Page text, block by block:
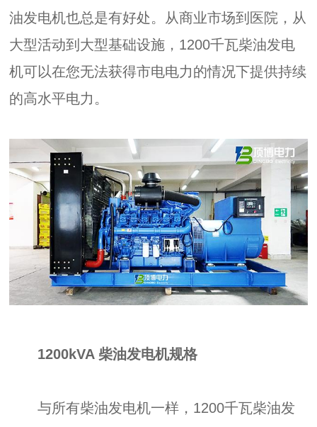
油发电机也总是有好处。从商业市场到医院，从
大型活动到大型基础设施，1200千瓦柴油发电
机可以在您无法获得市电电力的情况下提供持续
的高水平电力。
1200kVA 柴油发电机规格
与所有柴油发电机一样，1200千瓦柴油发